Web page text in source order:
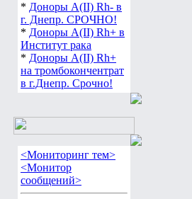
* Доноры А(ІІ) Rh- в
г. Днепр. СРОЧНО!
* Доноры А(ІІ) Rh+ в
Институт рака
* Доноры А(ІІ) Rh+
на тромбокончентрат
в г.Днепр. Срочно!
<Мониторинг тем>
<Монитор
сообщений>